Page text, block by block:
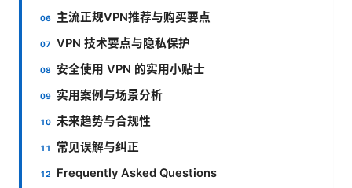
主流正规VPN推荐与购买要点
VPN 技术要点与隐私保护
安全使用 VPN 的实用小贴士
实用案例与场景分析
未来趋势与合规性
常见误解与纠正
Frequently Asked Questions